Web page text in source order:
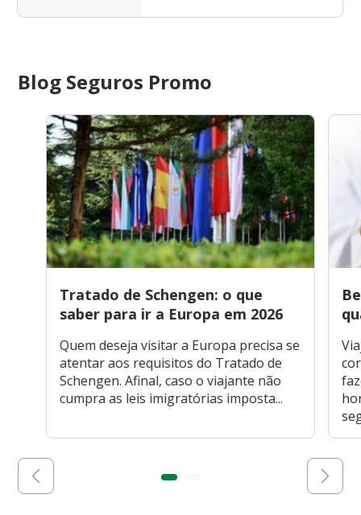
Blog Seguros Promo
Tratado de Schengen: o que
saber para ir a Europa em 2026
Quem deseja visitar a Europa precisa se
atentar aos requisitos do Tratado de
Schengen. Afinal, caso o viajante não
cumpra as leis imigratórias imposta...